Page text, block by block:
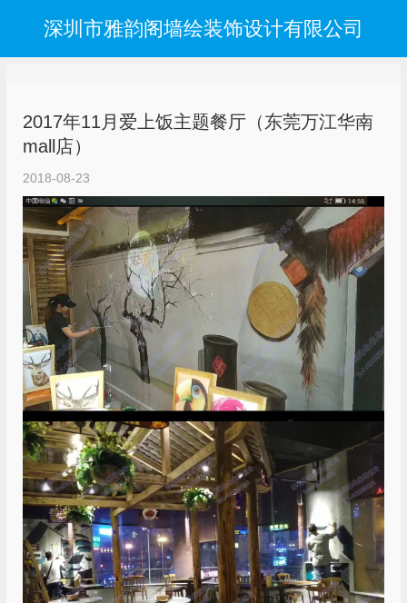
深圳市雅韵阁墙绘装饰设计有限公司
2017年11月爱上饭主题餐厅（东莞万江华南
mall店）
2018-08-23